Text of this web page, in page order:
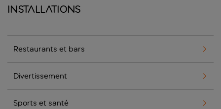
Installations
Restaurants et bars
Divertissement
Sports et santé